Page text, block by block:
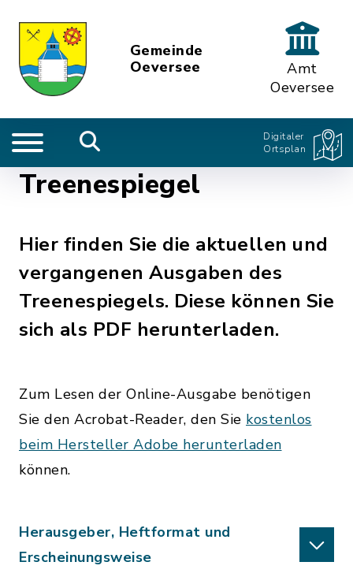
Gemeinde
Oeversee
Amt
Oeversee
Digitaler
Ortsplan
Treenespiegel
Hier finden Sie die aktuellen und
vergangenen Ausgaben des
Treenespiegels. Diese können Sie
sich als PDF herunterladen.
Zum Lesen der Online-Ausgabe benötigen
Sie den Acrobat-Reader, den Sie kostenlos
beim Hersteller Adobe herunterladen
können.
Herausgeber, Heftformat und
Erscheinungsweise